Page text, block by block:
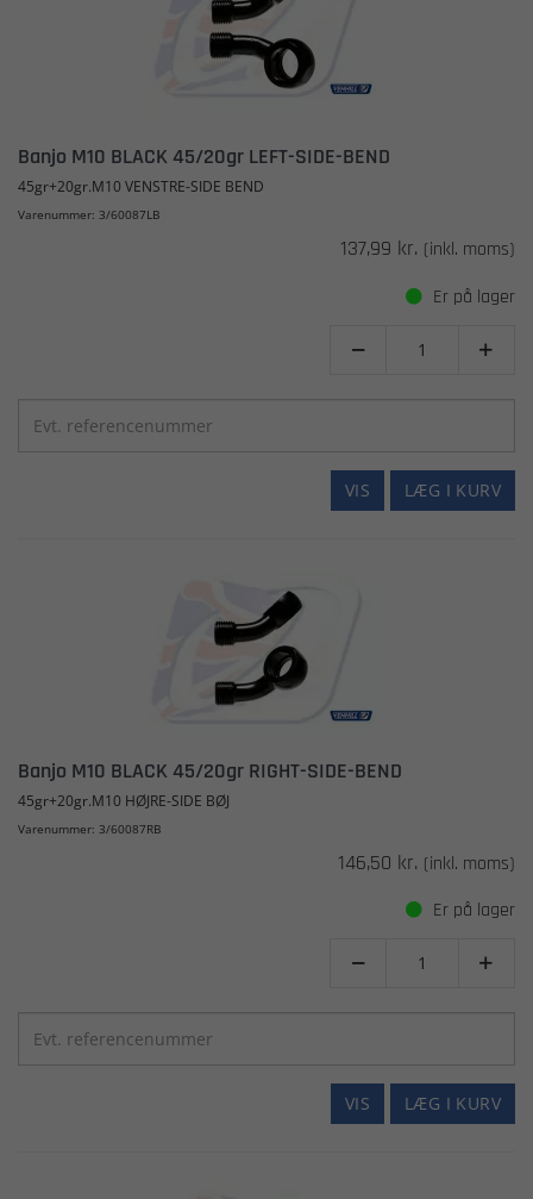
Banjo M10 BLACK 45/20gr LEFT-SIDE-BEND
45gr+20gr.M10 VENSTRE-SIDE BEND
Varenummer: 3/60087LB
137,99 kr. (inkl. moms)
Er på lager
 
LÆG I KURV
VIS
Banjo M10 BLACK 45/20gr RIGHT-SIDE-BEND
45gr+20gr.M10 HØJRE-SIDE BØJ
Varenummer: 3/60087RB
146,50 kr. (inkl. moms)
Er på lager
 
LÆG I KURV
VIS